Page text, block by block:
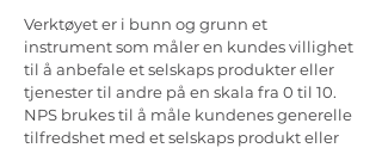
Verktøyet er i bunn og grunn et
instrument som måler en kundes villighet
til å anbefale et selskaps produkter eller
tjenester til andre på en skala fra 0 til 10.
NPS brukes til å måle kundenes generelle
tilfredshet med et selskaps produkt eller